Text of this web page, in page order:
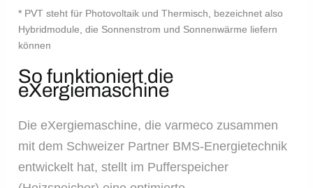
* PVT steht für Photovoltaik und Thermisch, bezeichnet also
Hybridmodule, die Sonnenstrom und Sonnenwärme liefern
können
So funktioniert die
eXergiemaschine
Die eXergiemaschine, die varmeco zusammen
mit dem Schweizer Partner BMS-Energietechnik
entwickelt hat, stellt im Pufferspeicher